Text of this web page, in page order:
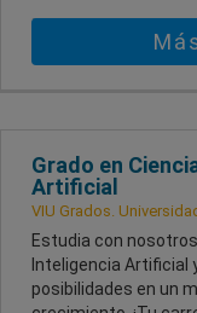
Grado en
Artificial
VIU Grados.
Estudia con
Inteligencia Artificial
posibilidades en un